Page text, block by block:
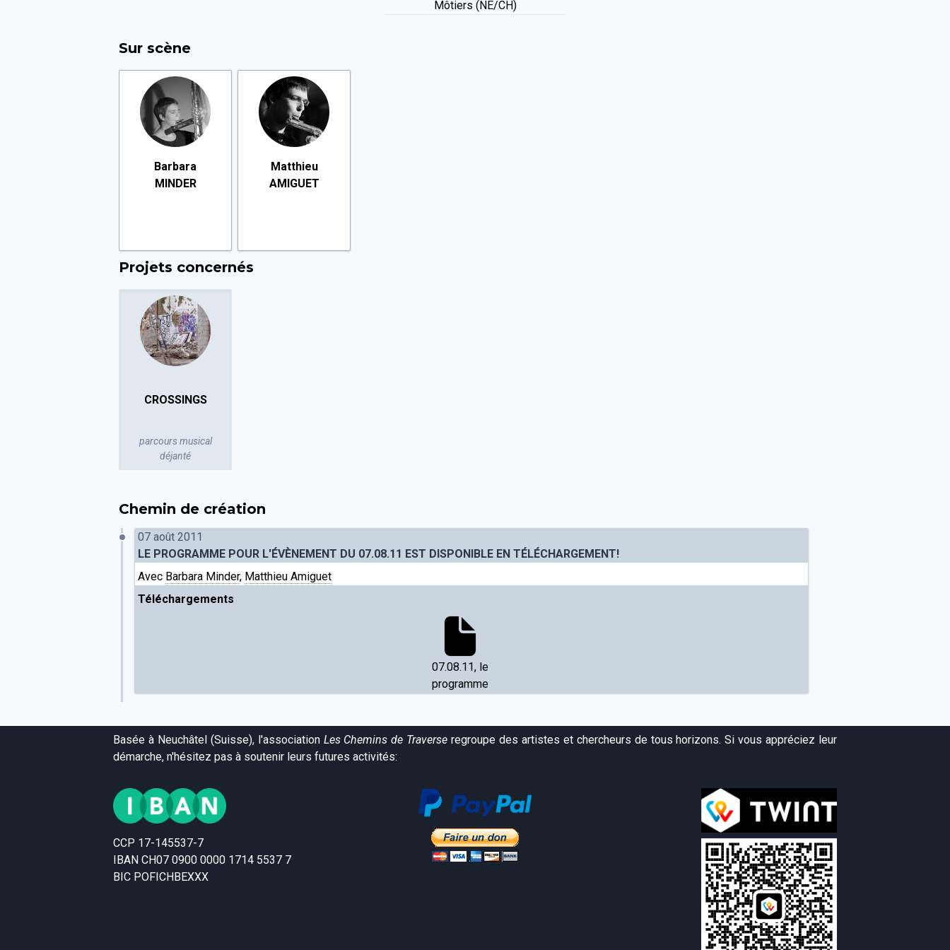
Môtiers (NE/CH)
Sur scène
Barbara
MINDER
Matthieu
AMIGUET
Projets concernés
CROSSINGS
parcours musical
déjanté
Chemin de création
07 août 2011
LE PROGRAMME POUR L'ÉVÈNEMENT DU 07.08.11 EST DISPONIBLE EN TÉLÉCHARGEMENT!
Avec Barbara Minder, Matthieu Amiguet
Téléchargements
07.08.11, le
programme
Basée à Neuchâtel (Suisse), l'association Les Chemins de Traverse regroupe des artistes et chercheurs de tous horizons. Si vous appréciez leur
démarche, n'hésitez pas à soutenir leurs futures activités:
CCP 17-145537-7
IBAN CH07 0900 0000 1714 5537 7
BIC POFICHBEXXX